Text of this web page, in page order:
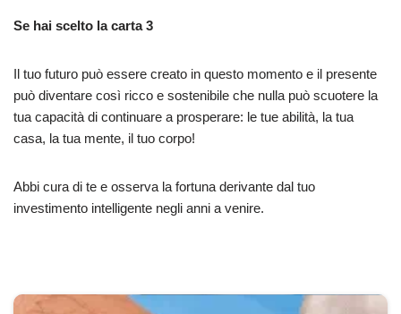
Se hai scelto la carta 3
Il tuo futuro può essere creato in questo momento e il presente
può diventare così ricco e sostenibile che nulla può scuotere la
tua capacità di continuare a prosperare: le tue abilità, la tua
casa, la tua mente, il tuo corpo!
Abbi cura di te e osserva la fortuna derivante dal tuo
investimento intelligente negli anni a venire.